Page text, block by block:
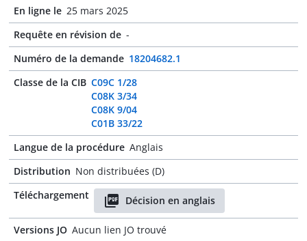
En ligne le 25 mars 2025
Requête en révision de -
Numéro de la demande 18204682.1
Classe de la CIB C09C 1/28
C08K 3/34
C08K 9/04
C01B 33/22
Langue de la procédure Anglais
Distribution Non distribuées (D)
Téléchargement
Décision en anglais
Versions JO Aucun lien JO trouvé